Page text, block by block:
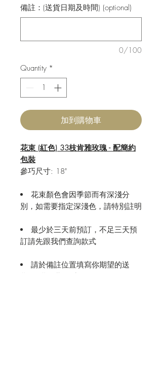
備註：(送貨日期及時間) (optional)
0/100
Quantity *
加到購物車
花束 (紅色) 33枝肯雅玫瑰 - 配簡約
包裝
參巧尺寸: 18"
花束顏色會因季節而有深淺分
別，如需要指定深淺色，請特別註明
最少於三天前預訂，不足三天預
訂請先跟我們查詢款式
請於備註位置填寫你期望的送
貨/取貨日期及時間